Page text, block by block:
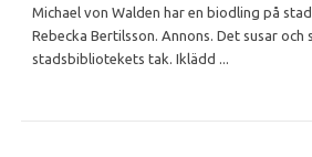
Michael von Walden har en biodling på
Rebecka Bertilsson. Annons. Det susar och
stadsbibliotekets tak. Iklädd ...